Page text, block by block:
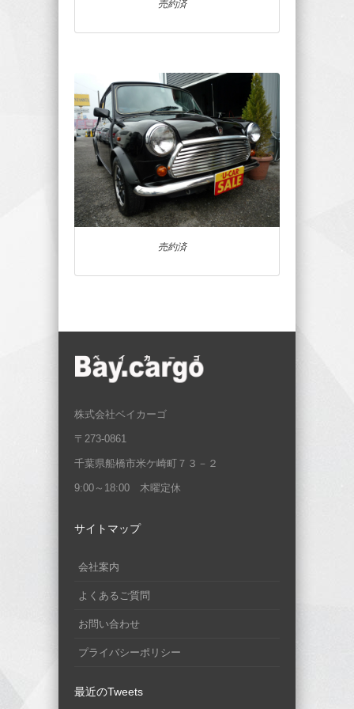
売約済
売約済
株式会社ベイカーゴ
〒273-0861
千葉県船橋市米ケ崎町７３－２
9:00～18:00 木曜定休
サイトマップ
会社案内
よくあるご質問
お問い合わせ
プライバシーポリシー
最近のTweets